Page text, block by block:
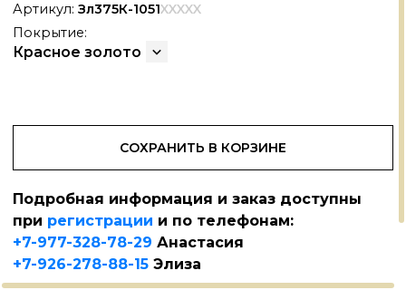
Артикул: Зл375К-1051XXXXX
Покрытие:
Красное золото
СОХРАНИТЬ В КОРЗИНЕ
Подробная информация и заказ доступны
при регистрации и по телефонам:
+7-977-328-78-29 Анастасия
+7-926-278-88-15 Элиза